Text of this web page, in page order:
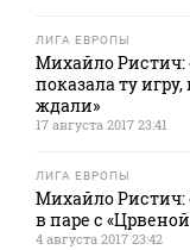
ЛИГА ЕВРОПЫ
Михайло Ристич:
показала ту
ждали»
17 августа 2017 23:41
ЛИГА ЕВРОПЫ
Михайло Ристич:
в паре с
4 августа 2017 23:42